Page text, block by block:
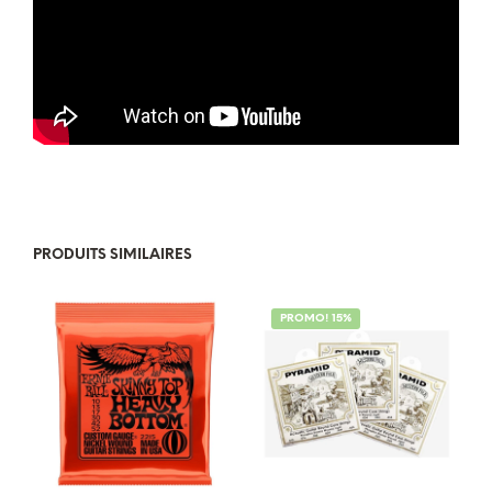
PRODUITS SIMILAIRES
PROMO! 15%